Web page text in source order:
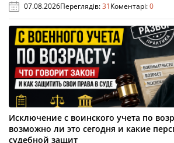
07.08.2026Переглядів:31Коментарі:0
Исключение с воинского учета по
возможно ли это сегодня и какие
судебной защит